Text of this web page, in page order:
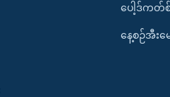
ပေါ့ဒ်ကတ်
နေ့စဉ်အီး